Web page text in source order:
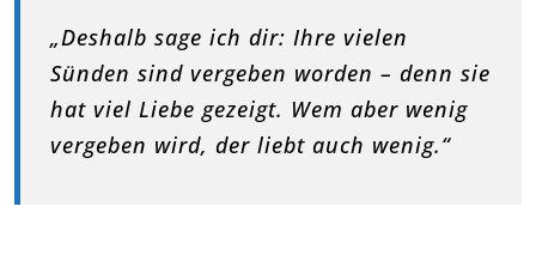
„Deshalb sage ich dir: Ihre vielen
Sünden sind vergeben worden – denn sie
hat viel Liebe gezeigt. Wem aber wenig
vergeben wird, der liebt auch wenig.“